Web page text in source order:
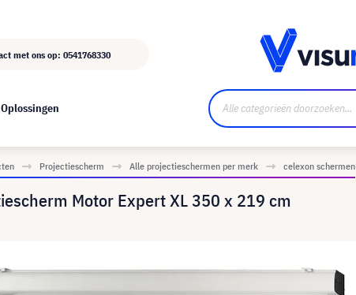
met ons op: 0541768330
Oplossingen
Projectiescherm Alle projectieschermen per merk celexon schermen
Motor Expert XL 350 x 219 cm